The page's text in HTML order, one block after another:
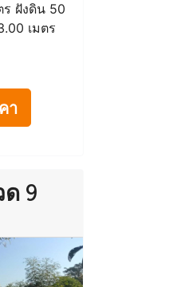
ร ฝังดิน 50
เมตร
า
9